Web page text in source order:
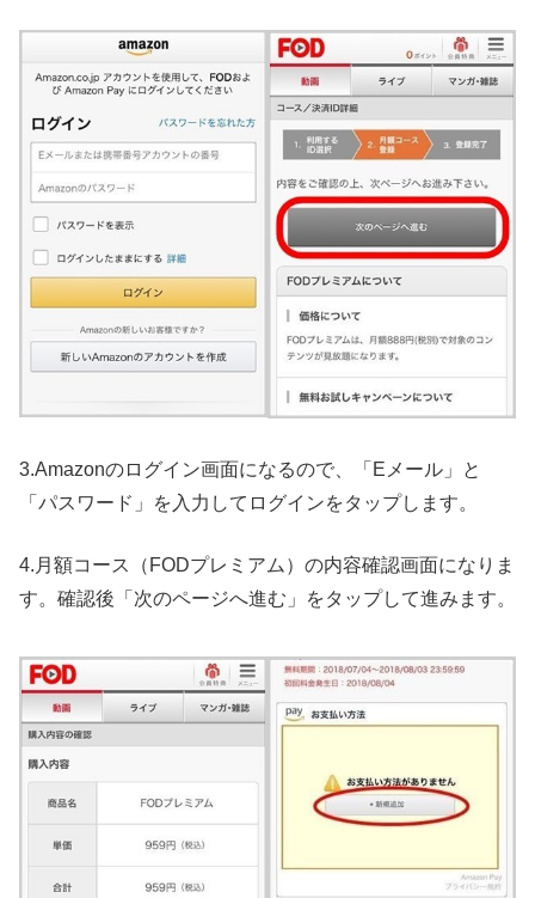
3.Amazonのログイン画面になるので、「Eメール」と
「パスワード」を入力してログインをタップします。
4.月額コース（FODプレミアム）の内容確認画面になりま
す。確認後「次のページへ進む」をタップして進みます。